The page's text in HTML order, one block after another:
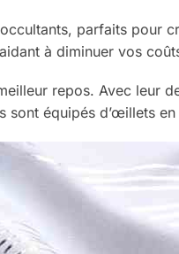
parfaits pour
à diminuer vos
repos. Avec leur
sont équipés d’œillets